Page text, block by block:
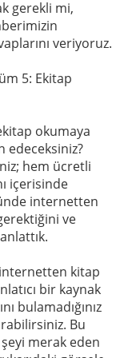
gerekli mi,
veriyoruz.
5: Ekitap
okumaya
edeceksiniz?
hem ücretli
içerisinde
internetten
ve
internetten kitap
bir kaynak
bulamadığınız
Bu
merak eden